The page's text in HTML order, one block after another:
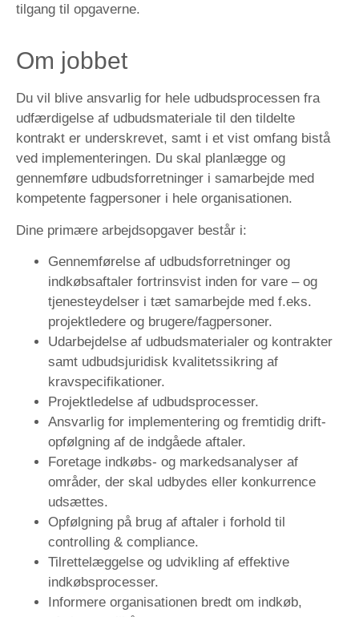
tilgang til opgaverne.
Om jobbet
Du vil blive ansvarlig for hele udbudsprocessen fra
udfærdigelse af udbudsmateriale til den tildelte
kontrakt er underskrevet, samt i et vist omfang bistå
ved implementeringen. Du skal planlægge og
gennemføre udbudsforretninger i samarbejde med
kompetente fagpersoner i hele organisationen.
Dine primære arbejdsopgaver består i:
Gennemførelse af udbudsforretninger og
indkøbsaftaler fortrinsvist inden for vare – og
tjenesteydelser i tæt samarbejde med f.eks.
projektledere og brugere/fagpersoner.
Udarbejdelse af udbudsmaterialer og kontrakter
samt udbudsjuridisk kvalitetssikring af
kravspecifikationer.
Projektledelse af udbudsprocesser.
Ansvarlig for implementering og fremtidig drift-
opfølgning af de indgåede aftaler.
Foretage indkøbs- og markedsanalyser af
områder, der skal udbydes eller konkurrence
udsættes.
Opfølgning på brug af aftaler i forhold til
controlling & compliance.
Tilrettelæggelse og udvikling af effektive
indkøbsprocesser.
Informere organisationen bredt om indkøb,